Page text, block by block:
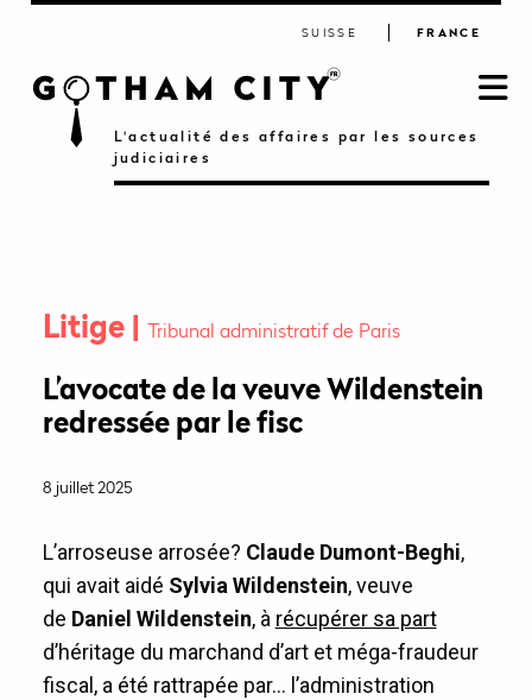
L'actualité des affaires par les sources
judiciaires
SUISSE FRANCE
Litige Tribunal administratif de Paris
L’avocate de la veuve Wildenstein
redressée par le fisc
8 juillet 2025
L’arroseuse arrosée? Claude Dumont-Beghi,
qui avait aidé Sylvia Wildenstein, veuve
de Daniel Wildenstein, à récupérer sa part
d’héritage du marchand d’art et méga-fraudeur
fiscal, a été rattrapée par… l’administration